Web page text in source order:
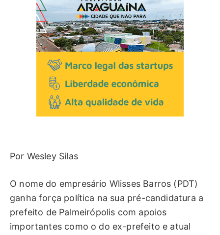
Por Wesley Silas
O nome do empresário Wlisses Barros (PDT)
ganha força política na sua pré-candidatura a
prefeito de Palmeirópolis com apoios
importantes como o do ex-prefeito e atual